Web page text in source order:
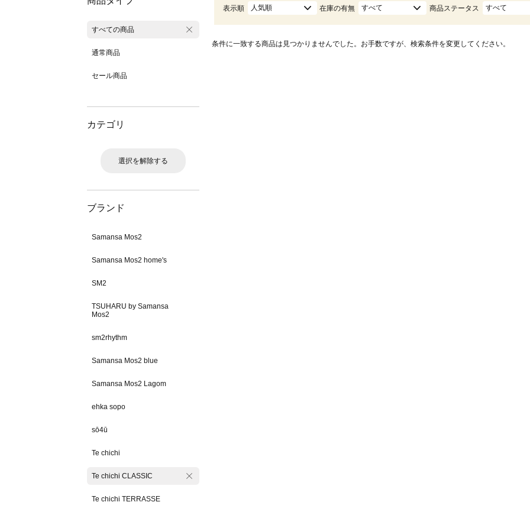
すべての商品
通常商品
セール商品
カテゴリ
選択を解除する
ブランド
Samansa Mos2
Samansa Mos2 home's
SM2
TSUHARU by Samansa
Mos2
sm2rhythm
Samansa Mos2 blue
Samansa Mos2 Lagom
ehka sopo
sō4ū
Te chichi
Te chichi CLASSIC
Te chichi TERRASSE
表示順 人気順 在庫の有無 すべて 商品ステータス すべて
条件に一致する商品は見つかりませんでした。お手数ですが、検索条件を変更してください。